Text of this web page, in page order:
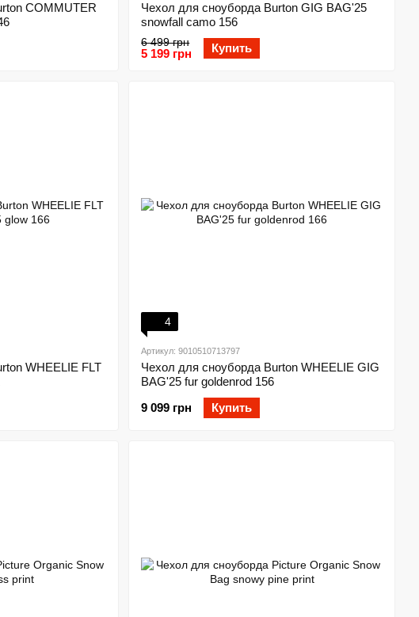
COMMUTER
Чехол для сноуборда Burton GIG BAG'25
snowfall camo 156
6 499 грн
5 199 грн Купить
WHEELIE FLT
4
Артикул: 9010510713797
Чехол для сноуборда Burton WHEELIE GIG
BAG'25 fur goldenrod 156
9 099 грн
Купить